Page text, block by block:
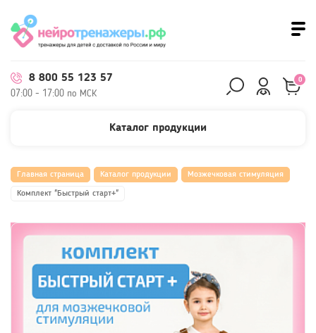
8 800 55 123 57
07:00 - 17:00 по МСК
0
Каталог продукции
Главная страница Каталог продукции Мозжечковая стимуляция
Комплект "Быстрый старт+"